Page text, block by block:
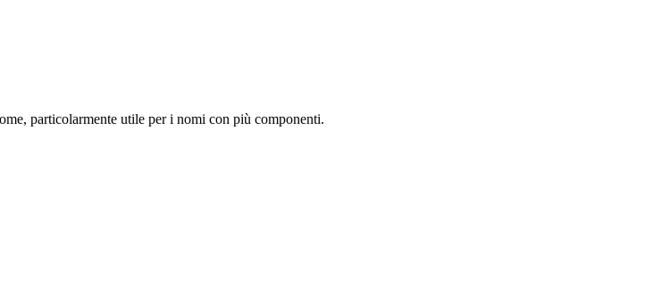
particolarmente utile per i nomi con più componenti.